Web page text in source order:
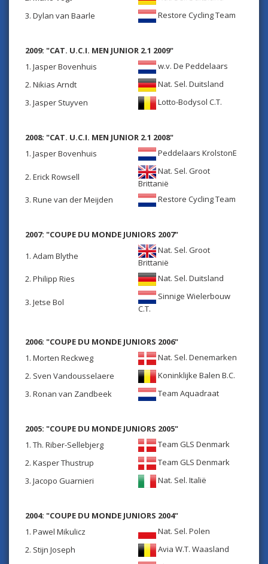
3. Dylan van Baarle
Restore Cycling Team
2009: "CAT. U.C.I. MEN JUNIOR 2.1 2009"
1. Jasper Bovenhuis
w.v. De Peddelaars
2. Nikias Arndt
Nat. Sel. Duitsland
3. Jasper Stuyven
Lotto-Bodysol C.T.
2008: "CAT. U.C.I. MEN JUNIOR 2.1 2008"
1. Jasper Bovenhuis
Peddelaars KrolstonE
2. Erick Rowsell
Nat. Sel. Groot
Brittanië
3. Rune van der Meijden
Restore Cycling Team
2007: "COUPE DU MONDE JUNIORS 2007"
1. Adam Blythe
Nat. Sel. Groot
Brittanië
2. Philipp Ries
Nat. Sel. Duitsland
3. Jetse Bol
Sinnige Wielerbouw
C.T.
2006: "COUPE DU MONDE JUNIORS 2006"
1. Morten Reckweg
Nat. Sel. Denemarken
2. Sven Vandousselaere
Koninklijke Balen B.C.
3. Ronan van Zandbeek
Team Aquadraat
2005: "COUPE DU MONDE JUNIORS 2005"
1. Th. Riber-Sellebjerg
Team GLS Denmark
2. Kasper Thustrup
Team GLS Denmark
3. Jacopo Guarnieri
Nat. Sel. Italië
2004: "COUPE DU MONDE JUNIORS 2004"
1. Pawel Mikulicz
Nat. Sel. Polen
2. Stijn Joseph
Avia W.T. Waasland